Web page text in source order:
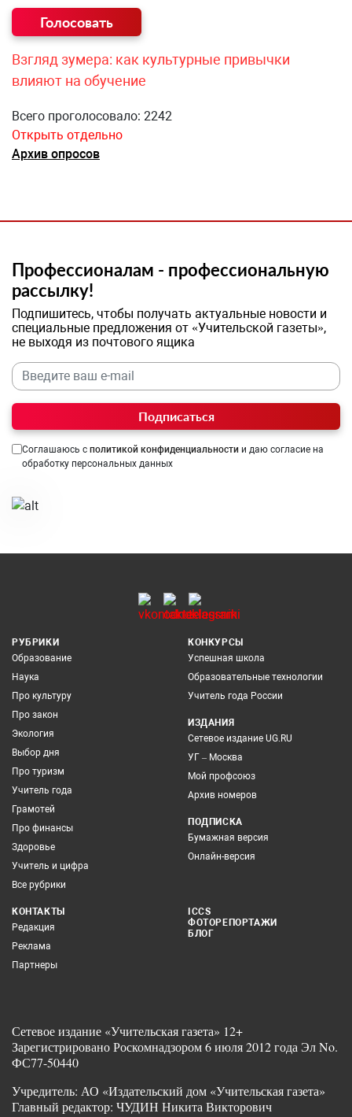
Взгляд зумера: как культурные привычки
влияют на обучение
Всего проголосовало: 2242
Открыть отдельно
Архив опросов
Профессионалам - профессиональную
рассылку!
Подпишитесь, чтобы получать актуальные новости и
специальные предложения от «Учительской газеты»,
не выходя из почтового ящика
Подписаться
Соглашаюсь с политикой конфиденциальности и даю согласие на
обработку персональных данных
РУБРИКИ
Образование
Наука
Про культуру
Про закон
Экология
Выбор дня
Про туризм
Учитель года
Грамотей
Про финансы
Здоровье
Учитель и цифра
Все рубрики
КОНКУРСЫ
Успешная школа
Образовательные технологии
Учитель года России
ИЗДАНИЯ
Сетевое издание UG.RU
УГ – Москва
Мой профсоюз
Архив номеров
ПОДПИСКА
Бумажная версия
Онлайн-версия
КОНТАКТЫ
Редакция
Реклама
Партнеры
ICCS
ФОТОРЕПОРТАЖИ
БЛОГ
Сетевое издание «Учительская газета» 12+
Зарегистрировано Роскомнадзором 6 июля 2012 года Эл No.
ФС77-50440
Учредитель: АО «Издательский дом «Учительская газета»
Главный редактор: ЧУДИН Никита Викторович